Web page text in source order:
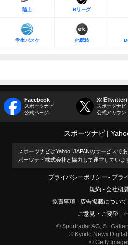
陸上 Bリーグ
学生バスケ 他競技
Facebook
スポーツナビ
公式ページ
X(旧Twitter)
スポーツナビ
公式アカウン
スポーツナビ
スポーツナビはYahoo! JAPANのサービスで
ポーツナビ株式会社と協力して運営していま
プライバシーポリシー
プラ
規約
会社概
免責事項
広告掲載について
ご意見・ご要望
© Sportradar AG, St.
© Kyodo News Digital
© Getty